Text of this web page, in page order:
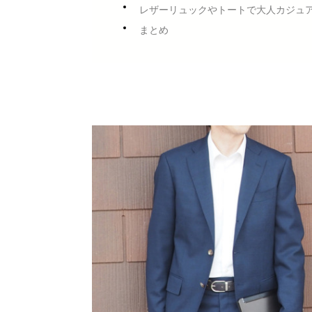
レザーリュックやトートで大人カジュ
まとめ